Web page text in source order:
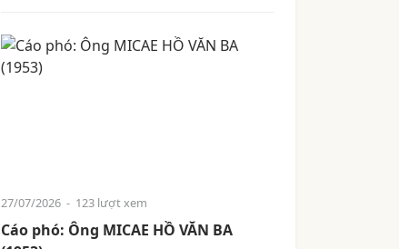
27/07/2026 - 123 lượt xem
Cáo phó: Ông MICAE HỒ VĂN BA